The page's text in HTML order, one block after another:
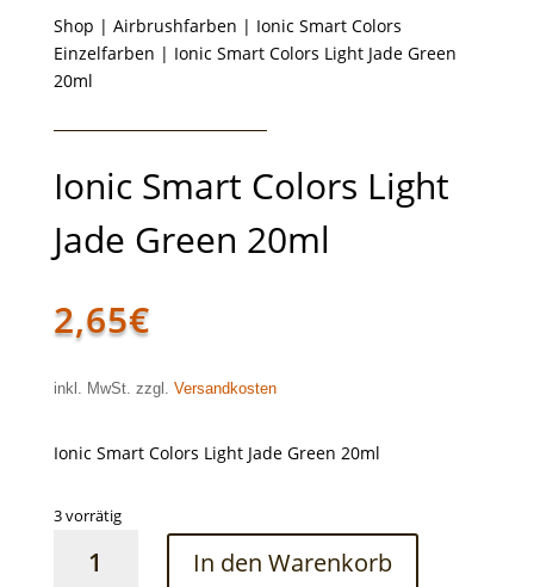
Shop | Airbrushfarben | Ionic Smart Colors
Einzelfarben | Ionic Smart Colors Light Jade Green
20ml
Ionic Smart Colors Light
Jade Green 20ml
2,65€
inkl. MwSt. zzgl. Versandkosten
Ionic Smart Colors Light Jade Green 20ml
3 vorrätig
Smart
In den Warenkorb